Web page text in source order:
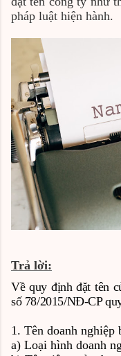
pháp luật hiện hành.
Trả lời:
Về quy định đặt tên
số 78/2015/NĐ-CP
1. Tên doanh nghiệp
a) Loại hình doanh